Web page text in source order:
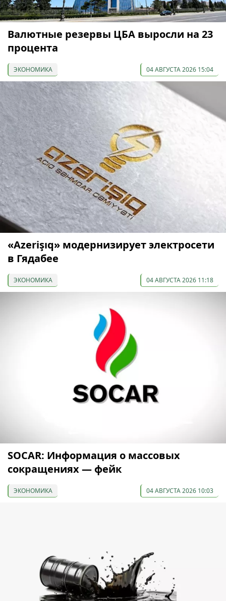
Валютные резервы ЦБА выросли на 23
процента
ЭКОНОМИКА 04 АВГУСТА 2026 15:04
«Azerişıq» модернизирует электросети
в Гядабее
ЭКОНОМИКА 04 АВГУСТА 2026 11:18
SOCAR: Информация о массовых
сокращениях — фейк
ЭКОНОМИКА 04 АВГУСТА 2026 10:03